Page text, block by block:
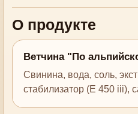
О продукте
Ветчина "По
Cвинина, вода, соль,
стабилизатор (Е 450 iii),